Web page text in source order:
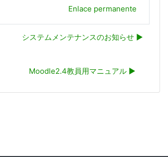
Enlace permanente
システムメンテナンスのお知らせ ▶︎
Moodle2.4教員用マニュアル ▶︎